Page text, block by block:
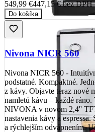
549,99 €447,15 €bez DPH
Do košíka
Nivona NICR 560
Nivona NICR 560 -
podstatné. Kompaktné.
z kávy. Objavte teraz nové
namletú kávu – každé
NIVONA v novom 2,4''
nastavenia kávy a
a rýchlejším odvápnením.